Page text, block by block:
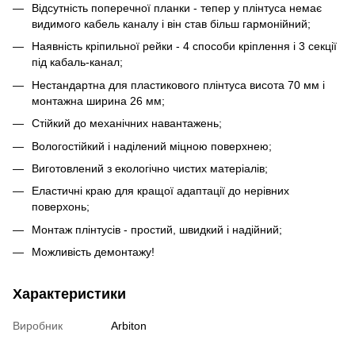
Відсутність поперечної планки - тепер у плінтуса немає
видимого кабель каналу і він став більш гармонійний;
Наявність кріпильної рейки - 4 способи кріплення і 3 секції
під кабаль-канал;
Нестандартна для пластикового плінтуса висота 70 мм і
монтажна ширина 26 мм;
Стійкий до механічних навантажень;
Вологостійкий і наділений міцною поверхнею;
Виготовлений з екологічно чистих матеріалів;
Еластичні краю для кращої адаптації до нерівних
поверхонь;
Монтаж плінтусів - простий, швидкий і надійний;
Можливість демонтажу!
Характеристики
Виробник
Arbiton